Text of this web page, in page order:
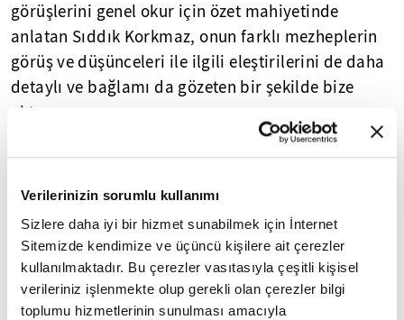
Verilerinizin sorumlu kullanımı
Sizlere daha iyi bir hizmet sunabilmek için İnternet
Sitemizde kendimize ve üçüncü kişilere ait çerezler
kullanılmaktadır. Bu çerezler vasıtasıyla çeşitli kişisel
verileriniz işlenmekte olup gerekli olan çerezler bilgi
toplumu hizmetlerinin sunulması amacıyla
görüşlerini genel okur için özet mahiyetinde
anlatan Sıddık Korkmaz, onun farklı mezheplerin
görüş ve düşünceleri ile ilgili eleştirilerini de daha
detaylı ve bağlamı da gözeten bir şekilde bize
aktarıyor.
ARZUNUN ÇOCUĞU OLARAK FELSEFE
Felsefenin ne olduğu filozoflarca sık sık sorgulanır
"Felsefe nedir?" sorusu belki de felsefe yapmaya
başlamanın ilk sorularından biridir bu açıdan.
Lyotard, 1964'te yüksek lisans öğrencilerine verdiği
dört semineri bir araya getiren metinlerinde